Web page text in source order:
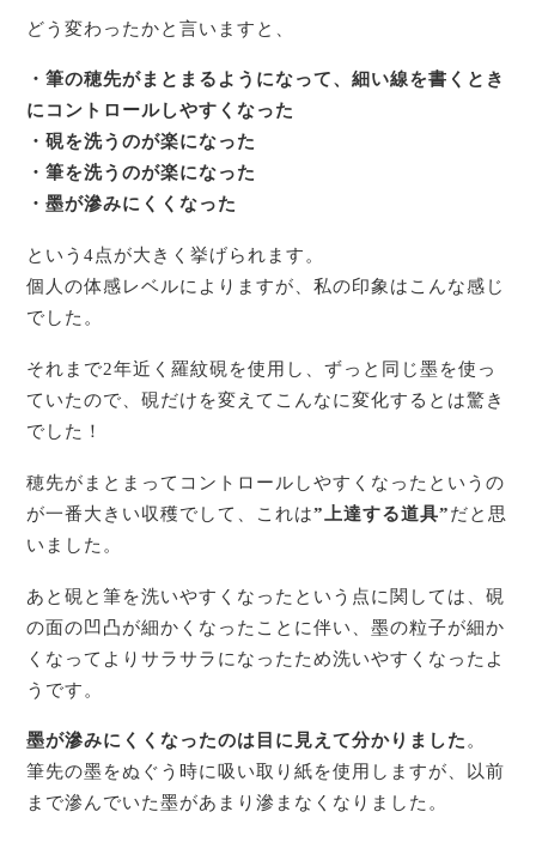
どう変わったかと言いますと、
・筆の穂先がまとまるようになって、細い線を書くとき
にコントロールしやすくなった
・硯を洗うのが楽になった
・筆を洗うのが楽になった
・墨が滲みにくくなった
という4点が大きく挙げられます。
個人の体感レベルによりますが、私の印象はこんな感じ
でした。
それまで2年近く羅紋硯を使用し、ずっと同じ墨を使っ
ていたので、硯だけを変えてこんなに変化するとは驚き
でした！
穂先がまとまってコントロールしやすくなったというの
が一番大きい収穫でして、これは”上達する道具”だと思
いました。
あと硯と筆を洗いやすくなったという点に関しては、硯
の面の凹凸が細かくなったことに伴い、墨の粒子が細か
くなってよりサラサラになったため洗いやすくなったよ
うです。
墨が滲みにくくなったのは目に見えて分かりました。
筆先の墨をぬぐう時に吸い取り紙を使用しますが、以前
まで滲んでいた墨があまり滲まなくなりました。